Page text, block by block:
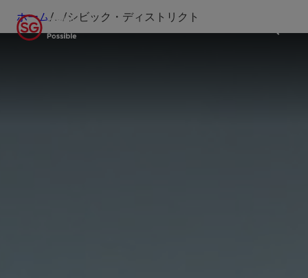
ホーム/.../シビック・ディストリクト